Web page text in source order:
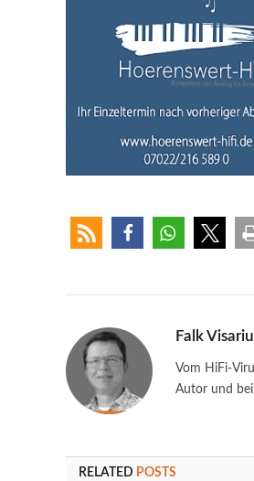
Falk
Vom HiFi-
Autor und
RELATED POSTS